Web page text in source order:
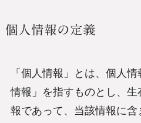
個人情報の定義
「個人情報」とは、個人
情報」を指すものとし、
報であって、当該情報に含